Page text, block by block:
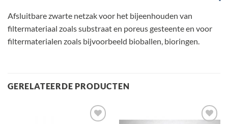
Afsluitbare zwarte netzak voor het bijeenhouden van
filtermateriaal zoals substraat en poreus gesteente en voor
filtermaterialen zoals bijvoorbeeld bioballen, bioringen.
GERELATEERDE PRODUCTEN